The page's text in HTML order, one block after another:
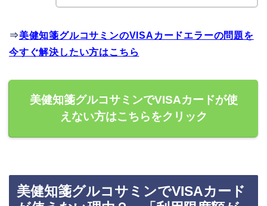
⇒美健知箋グルコサミンのVISAカードエラーの問題を
今すぐ解決したい方はこちら
美健知箋グルコサミンでVISAカードが使
えない方はこちらをクリック
美健知箋グルコサミンでVISAカード